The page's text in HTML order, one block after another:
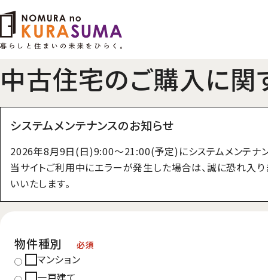
中古住宅のご購入に関
システムメンテナンスのお知らせ
2026年8月9日(日)9:00～21:00(予定)にシステムメンテナン
当サイトご利用中にエラーが発生した場合は、誠に恐れ入
いいたします。
物件種別 必須
マンション
一戸建て